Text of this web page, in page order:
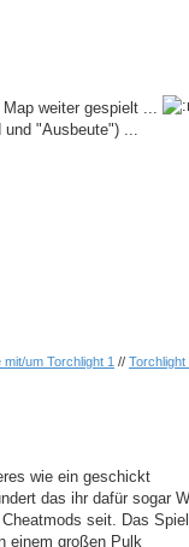
weiter gespielt ...
und "Ausbeute") ...
um Torchlight 1 // Torchlight
wie ein geschickt
das ihr dafür sogar
seit. Das
einem großen Pulk